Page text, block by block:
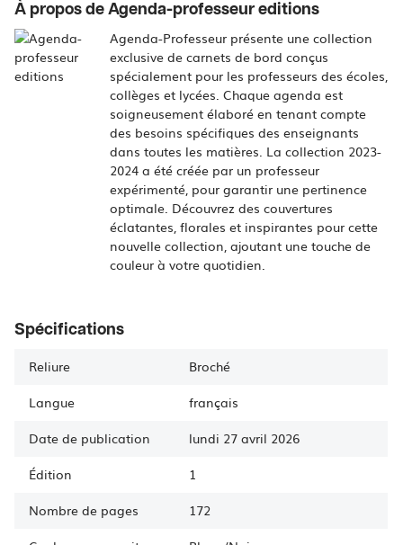
À propos de Agenda-professeur editions
Agenda-Professeur présente une collection
exclusive de carnets de bord conçus
spécialement pour les professeurs des écoles,
collèges et lycées. Chaque agenda est
soigneusement élaboré en tenant compte
des besoins spécifiques des enseignants
dans toutes les matières. La collection 2023-
2024 a été créée par un professeur
expérimenté, pour garantir une pertinence
optimale. Découvrez des couvertures
éclatantes, florales et inspirantes pour cette
nouvelle collection, ajoutant une touche de
couleur à votre quotidien.
Spécifications
Reliure
Broché
Langue
français
Date de publication
lundi 27 avril 2026
Édition
1
Nombre de pages
172